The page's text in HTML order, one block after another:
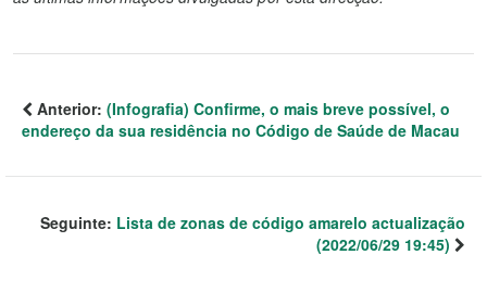
Anterior: (Infografia) Confirme, o mais breve possível, o
endereço da sua residência no Código de Saúde de Macau
Seguinte: Lista de zonas de código amarelo actualização
(2022/06/29 19:45)